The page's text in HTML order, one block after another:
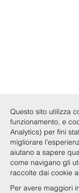
Questo sito utilizza
funzionamento, e
Analytics) per fini
migliorare
aiutano a sapere
come navigano gli
raccolte dai cookie
Per avere maggiori